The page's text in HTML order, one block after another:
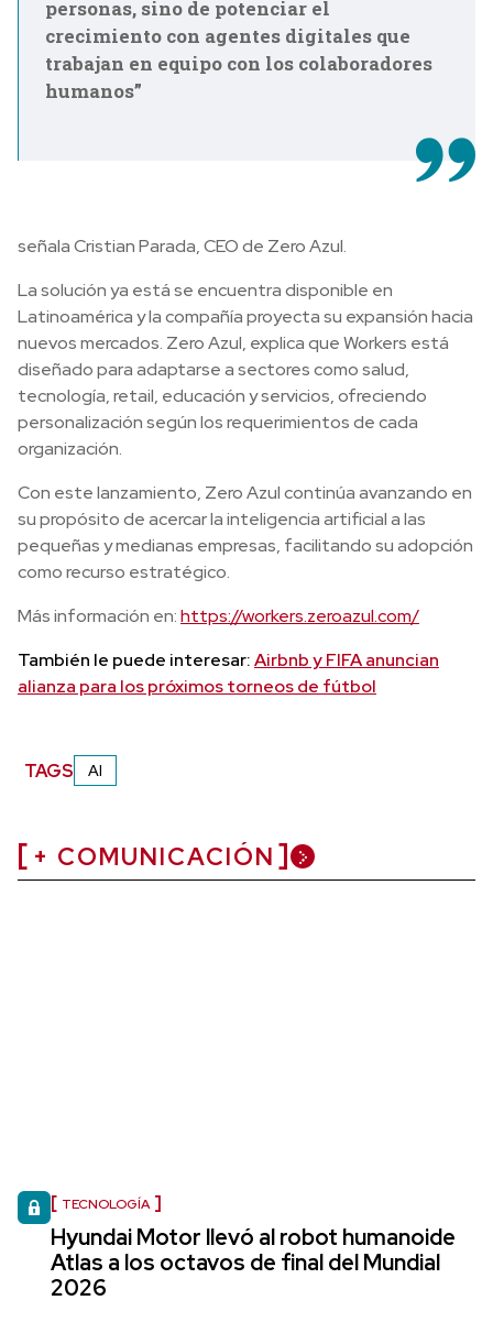
personas, sino de potenciar el
crecimiento con agentes digitales que
trabajan en equipo con los colaboradores
humanos”
señala Cristian Parada, CEO de Zero Azul.
La solución ya está se encuentra disponible en
Latinoamérica y la compañía proyecta su expansión hacia
nuevos mercados. Zero Azul, explica que Workers está
diseñado para adaptarse a sectores como salud,
tecnología, retail, educación y servicios, ofreciendo
personalización según los requerimientos de cada
organización.
Con este lanzamiento, Zero Azul continúa avanzando en
su propósito de acercar la inteligencia artificial a las
pequeñas y medianas empresas, facilitando su adopción
como recurso estratégico.
Más información en:https://workers.zeroazul.com/
También le puede interesar:Airbnb y FIFA anuncian
alianza para los próximos torneos de fútbol
TAGS AI
+ COMUNICACIÓN
TECNOLOGÍA
Hyundai Motor llevó al robot humanoide
Atlas a los octavos de final del Mundial
2026